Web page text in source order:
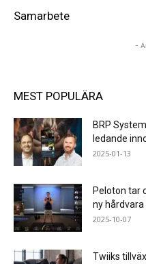
Samarbete
-
MEST POPULÄRA
BRP
ledande
2025-01-13
Peloton tar
ny hårdvara
2025-10-07
Twiiks